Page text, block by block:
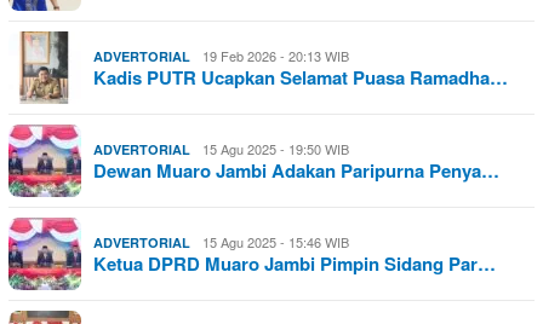
ADVERTORIAL 19 Feb 2026 - 20:13 WIB
Kadis PUTR Ucapkan Selamat Puasa Ramadha…
ADVERTORIAL 15 Agu 2025 - 19:50 WIB
Dewan Muaro Jambi Adakan Paripurna Penya…
ADVERTORIAL 15 Agu 2025 - 15:46 WIB
Ketua DPRD Muaro Jambi Pimpin Sidang Par…